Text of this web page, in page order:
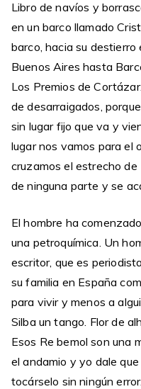
Libro de navíos y
en un barco llamado
barco, hacia su
Buenos Aires hasta
Los Premios de
de desarraigados,
sin lugar fijo que va y
lugar nos vamos para el
cruzamos el estrecho de
de ninguna parte y se
El hombre ha
una petroquímica. Un
escritor, que es
su familia en España
para vivir y menos a
Silba un tango. Flor de
Esos Re bemol son una
el andamio y yo dale
tocárselo sin ningún error.